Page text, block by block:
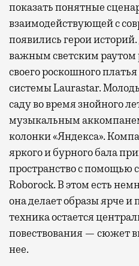
показать понятные
взаимодействующей с
появились герои
важным светским
своего роскошного
системы Laurastar.
саду во время знойного
музыкальным
колонки «Яндекса».
яркого и бурного бала
пространство с помощью
Roborock. В этом есть
она делает образы ярче и
техника остается
повествования — сюжет
нее.